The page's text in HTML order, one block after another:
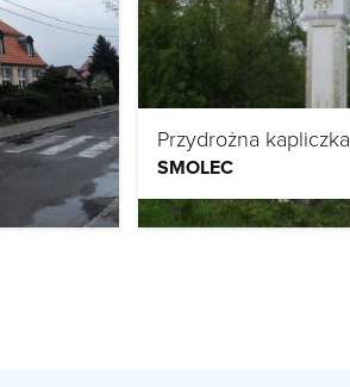
Przydrożna kapliczka
SMOLEC